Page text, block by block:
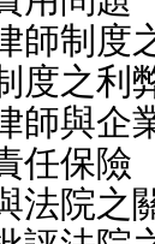
師制度
度之利
師與企
任保險
法院之